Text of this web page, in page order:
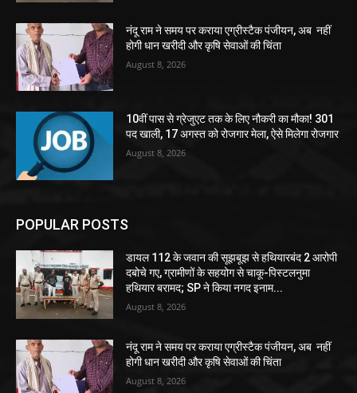
नंदू राम ने समय पर कराया एग्रीस्टैक पंजीयन, अब नहीं
होगी धान खरीदी और कृषि सेवाओं की चिंता
August 8, 2026
10वीं पास से ग्रेजुएट तक के लिए नौकरी का मौका! 301
पद खाली, 17 अगस्त को रोजगार मेला, ऐसे मिलेगा रोजगार
August 8, 2026
POPULAR POSTS
डायल 112 के जवान की सूझबूझ से हथियारबंद 2 आरोपी
दबोचे गए, ग्रामीणों के सहयोग से चाकू-पिस्टलनुमा
हथियार बरामद; SP ने किया नगद इनाम...
August 8, 2026
नंदू राम ने समय पर कराया एग्रीस्टैक पंजीयन, अब नहीं
होगी धान खरीदी और कृषि सेवाओं की चिंता
August 8, 2026